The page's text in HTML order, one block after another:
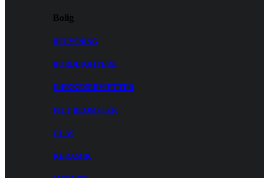
Bolig
BELYSNING
BORDLIGHTERE
DÆKKESERVIETTER
FILT BLOMSTER
GLAS
KERAMIK